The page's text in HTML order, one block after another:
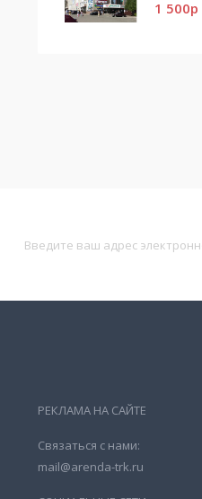
1 500p
РЕКЛАМА НА САЙТЕ
Связаться с нами:
mail@arenda-trk.ru